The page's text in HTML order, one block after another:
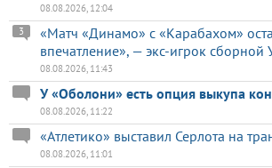
08.08.2026, 12:04
«Матч «Динамо» с «Карабахом»
впечатление», — экс-игрок сборной
3
08.08.2026, 11:43
У «Оболони» есть опция выкупа
08.08.2026, 11:22
«Атлетико» выставил Серлота на
08.08.2026, 11:01